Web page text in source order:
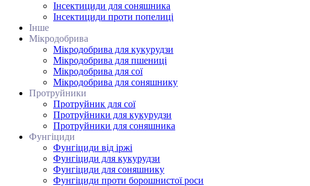
Інсектициди для соняшника
Інсектициди проти попелиці
Інше
Мікродобрива
Мікродобрива для кукурудзи
Мікродобрива для пшениці
Мікродобрива для сої
Мікродобрива для соняшнику
Протруйники
Протруйник для сої
Протруйники для кукурудзи
Протруйники для соняшника
Фунгіциди
Фунгіциди від іржі
Фунгіциди для кукурудзи
Фунгіциди для соняшнику
Фунгіциди проти борошнистої роси